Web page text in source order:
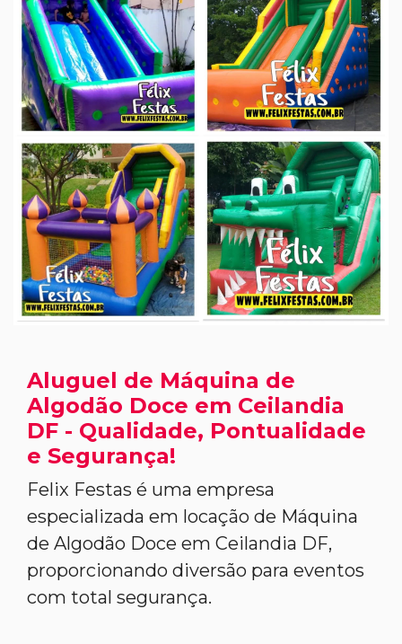
Aluguel de Máquina de
Algodão Doce em Ceilandia
DF - Qualidade, Pontualidade
e Segurança!
Felix Festas é uma empresa
especializada em locação de Máquina
de Algodão Doce em Ceilandia DF,
proporcionando diversão para eventos
com total segurança.